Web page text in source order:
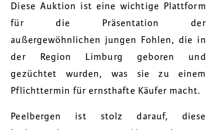
Diese Auktion ist eine wichtige Plattform
für die Präsentation der
außergewöhnlichen jungen Fohlen, die in
der Region Limburg geboren und
gezüchtet wurden, was sie zu einem
Pflichttermin für ernsthafte Käufer macht.
Peelbergen ist stolz darauf, diese